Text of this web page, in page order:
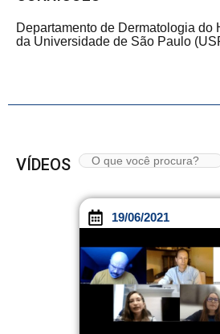
Departamento de Dermatologia do
da Universidade de São Paulo
VÍDEOS
19/06/2021